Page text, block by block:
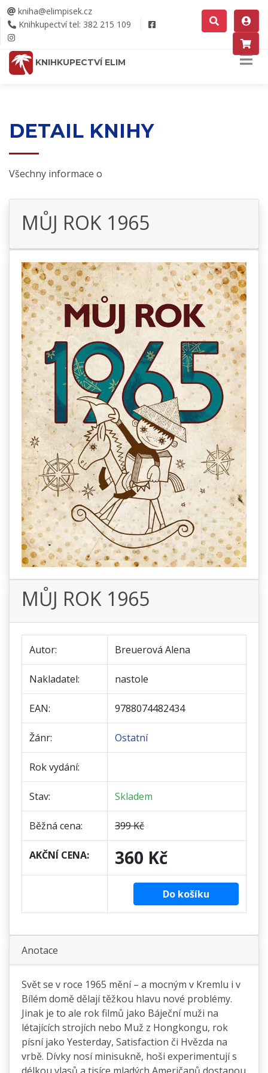
kniha@elimpisek.cz
Knihkupectví tel: 382 215 109
KNIHKUPECTVÍ ELIM
DETAIL KNIHY
Všechny informace o
MŮJ ROK 1965
MŮJ ROK 1965
Autor: Breuerová Alena
Nakladatel: nastole
EAN: 9788074482434
Žánr: Ostatní
Rok vydání:
Stav: Skladem
Běžná cena: 399 Kč
AKČNÍ CENA: 360 Kč
Do košíku
Anotace
Svět se v roce 1965 mění – a mocným v Kremlu i v
Bílém domě dělají těžkou hlavu nové problémy.
Jinak je to ale rok filmů jako Báječní muži na
létajících strojích nebo Muž z Hongkongu, rok
písní jako Yesterday, Satisfaction či Hvězda na
vrbě. Dívky nosí minisukně, hoši experimentují s